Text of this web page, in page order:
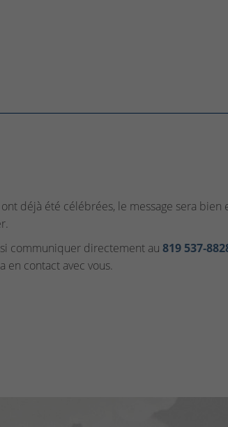
déjà été célébrées, le message sera bien
communiquer directement au 819
en contact avec vous.